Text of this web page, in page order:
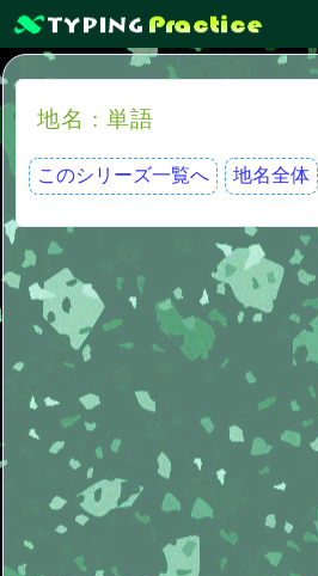
地名 : 単語
このシリーズ一覧へ 地名全体